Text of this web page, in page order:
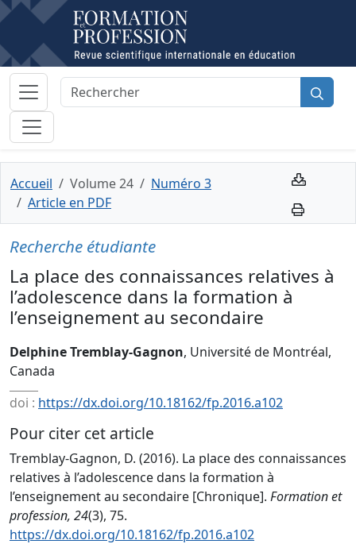
Accueil Volume 24
Numéro 3
Article en PDF
Recherche étudiante
La place des connaissances relatives à
l’adolescence dans la formation à
l’enseignement au secondaire
Delphine Tremblay-Gagnon, Université de Montréal,
Canada
doi : https://dx.doi.org/10.18162/fp.2016.a102
Pour citer cet article
Tremblay-Gagnon, D. (2016). La place des connaissances
relatives à l’adolescence dans la formation à
l’enseignement au secondaire [Chronique]. Formation et
profession, 24(3), 75.
https://dx.doi.org/10.18162/fp.2016.a102